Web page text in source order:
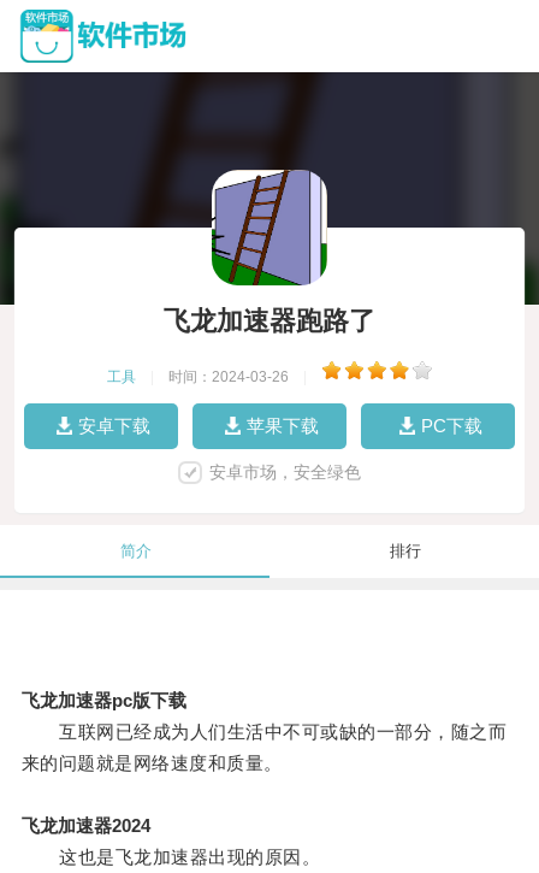
飞龙加速器跑路了
工具 时间：2024-03-26
安卓下载 苹果下载 PC下载
安卓市场，安全绿色
简介 排行
飞龙加速器pc版下载
互联网已经成为人们生活中不可或缺的一部分，随之而
来的问题就是网络速度和质量。
飞龙加速器2024
这也是飞龙加速器出现的原因。